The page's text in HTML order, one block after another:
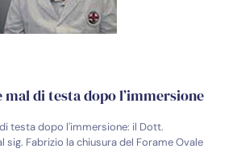
mal di testa dopo l’immersione
testa dopo l'immersione: il Dott.
sig. Fabrizio la chiusura del Forame Ovale